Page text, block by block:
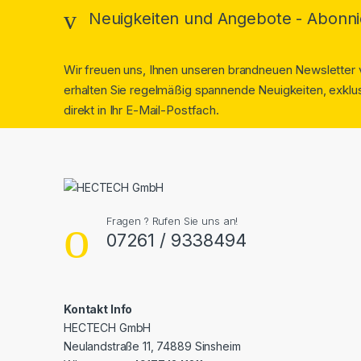
Neuigkeiten und Angebote -
Wir freuen uns, Ihnen unseren brandneuen
erhalten Sie regelmäßig spannende Neuigkeiten,
direkt in Ihr E-Mail-Postfach.
Fragen ? Rufen Sie uns an!
07261 / 9338494
Kontakt Info
HECTECH GmbH
Neulandstraße 11, 74889 Sinsheim